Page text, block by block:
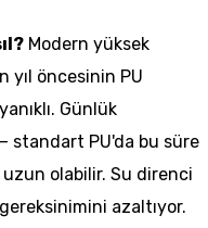
Modern yüksek
yıl öncesinin PU
Günlük
standart PU'da bu süre
uzun olabilir. Su direnci
azaltıyor.